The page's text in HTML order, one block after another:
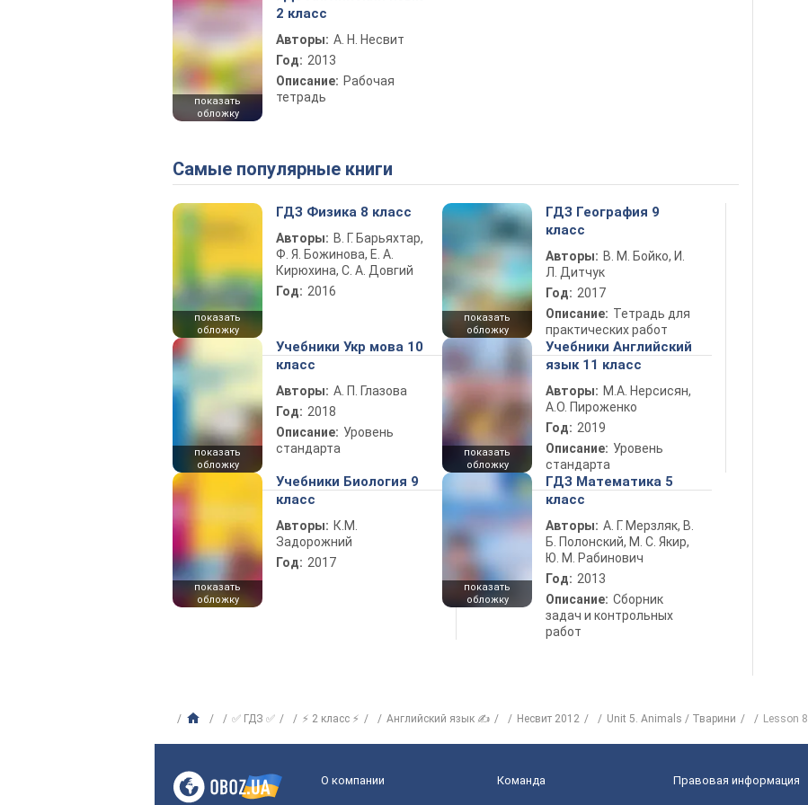
показать
обложку
2 класс
Авторы: А. Н. Несвит
Год: 2013
Описание: Рабочая
тетрадь
Самые популярные книги
показать
обложку
ГДЗ Физика 8 класс
Авторы: В. Г. Барьяхтар,
Ф. Я. Божинова, Е. А.
Кирюхина, С. А. Довгий
Год: 2016
показать
обложку
ГДЗ География 9
класс
Авторы: В. М. Бойко, И.
Л. Дитчук
Год: 2017
Описание: Тетрадь для
практических работ
показать
обложку
Учебники Укр мова 10
класс
Авторы: А. П. Глазова
Год: 2018
Описание: Уровень
стандарта
показать
обложку
Учебники Английский
язык 11 класс
Авторы: М.А. Нерсисян,
А.О. Пироженко
Год: 2019
Описание: Уровень
стандарта
показать
обложку
Учебники Биология 9
класс
Авторы: К.М.
Задорожний
Год: 2017
показать
обложку
ГДЗ Математика 5
класс
Авторы: А. Г. Мерзляк, В.
Б. Полонский, М. С. Якир,
Ю. М. Рабинович
Год: 2013
Описание: Сборник
задач и контрольных
работ
✅ ГДЗ ✅ ⚡ 2 класс ⚡ Английский язык ✍ Несвит 2012 Unit 5. Animals / Тварини Lesson 8
О компании Команда Правовая информация